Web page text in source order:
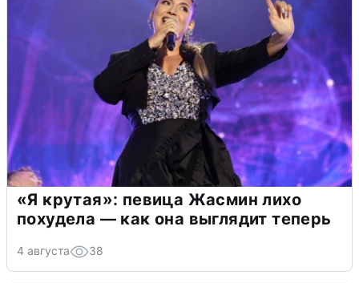
«Я крутая»: певица Жасмин лихо
похудела — как она выглядит теперь
4 августа 38